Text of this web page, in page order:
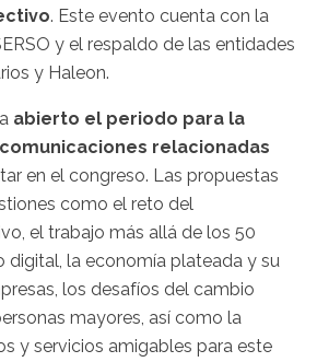
. Este evento cuenta con la
y el respaldo de las entidades
y Haleon.
abierto el periodo para la
relacionadas
en el congreso. Las propuestas
como el reto del
el trabajo más allá de los 50
digital, la economía plateada y su
los desafíos del cambio
mayores, así como la
y servicios amigables para este